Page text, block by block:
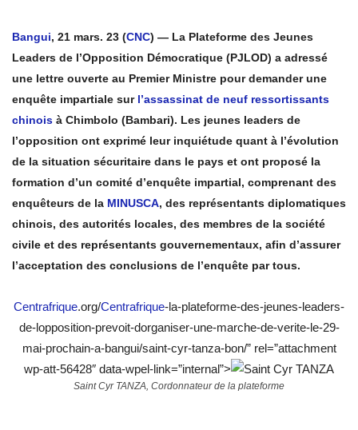
Bangui, 21 mars. 23 (CNC) — La Plateforme des Jeunes
Leaders de l’Opposition Démocratique (PJLOD) a adressé
une lettre ouverte au Premier Ministre pour demander une
enquête impartiale sur l’assassinat de neuf ressortissants
chinois à Chimbolo (Bambari). Les jeunes leaders de
l’opposition ont exprimé leur inquiétude quant à l’évolution
de la situation sécuritaire dans le pays et ont proposé la
formation d’un comité d’enquête impartial, comprenant des
enquêteurs de la MINUSCA, des représentants diplomatiques
chinois, des autorités locales, des membres de la société
civile et des représentants gouvernementaux, afin d’assurer
l’acceptation des conclusions de l’enquête par tous.
Centrafrique.org/Centrafrique-la-plateforme-des-jeunes-leaders-
de-lopposition-prevoit-dorganiser-une-marche-de-verite-le-29-
mai-prochain-a-bangui/saint-cyr-tanza-bon/” rel=”attachment
wp-att-56428″ data-wpel-link=”internal”>
Saint Cyr TANZA, Cordonnateur de la plateforme